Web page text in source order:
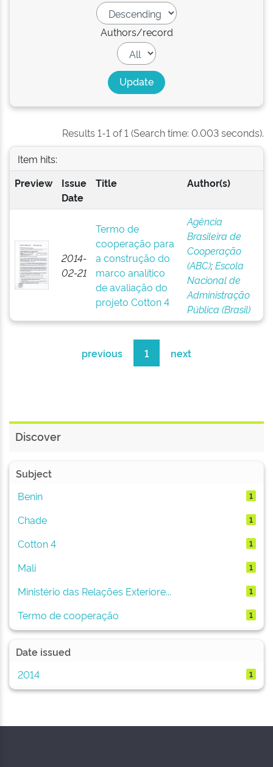
Authors/record
Results 1-1 of 1 (Search time: 0.003 seconds).
Item hits:
Preview
Issue
Date
Title Author(s)
2014-
02-21
Termo de
cooperação para
a construção do
marco analítico
de avaliação do
projeto Cotton 4
Agência
Brasileira de
Cooperação
(ABC);Escola
Nacional de
Administração
Pública (Brasil)
previous 1 next
Discover
Subject
Benin
1
Chade 1
Cotton 4 1
Mali 1
Ministério das Relações Exteriore... 1
Termo de cooperação 1
Date issued
2014
1